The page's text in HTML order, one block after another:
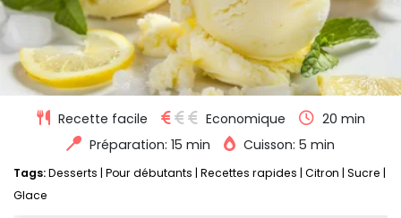
Recette facile Economique
20 min
Préparation: 15 min
Cuisson: 5 min
Tags:Desserts Pour débutants Recettes rapides Citron Sucre
Glace